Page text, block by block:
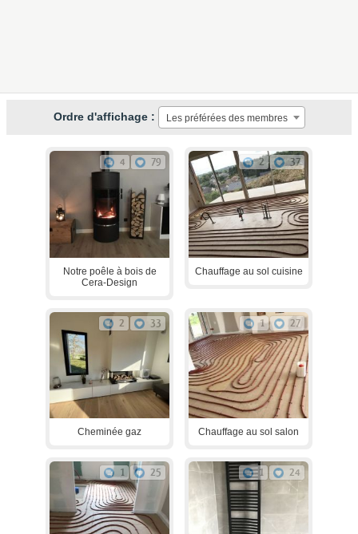
Ordre d'affichage : Les préférées des membres
4 79
Notre poêle à bois de
Cera-Design
2 37
Chauffage au sol cuisine
2 33
Cheminée gaz
1 27
Chauffage au sol salon
1 25 1 24